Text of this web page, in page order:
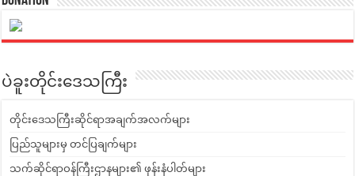
ပဲခူးတိုင်းဒေသကြီး
တိုင်းဒေသကြီးဆိုင်ရာအချက်အလက်များ
ပြည်သူများမှ တင်ပြချက်များ
သက်ဆိုင်ရာဝန်ကြီးဌာနများ၏ ဖုန်းနံပါတ်များ